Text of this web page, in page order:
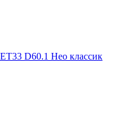
D60.1 Нео классик